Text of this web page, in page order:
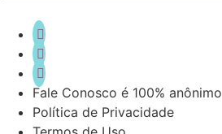
Fale Conosco é 100% anônimo
Política de Privacidade